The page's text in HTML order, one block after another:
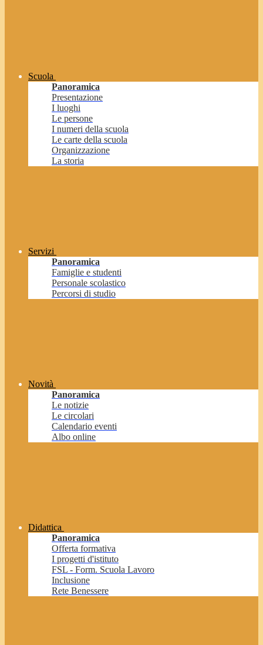
Scuola
Panoramica
Presentazione
I luoghi
Le persone
I numeri della scuola
Le carte della scuola
Organizzazione
La storia
Servizi
Panoramica
Famiglie e studenti
Personale scolastico
Percorsi di studio
Novità
Panoramica
Le notizie
Le circolari
Calendario eventi
Albo online
Didattica
Panoramica
Offerta formativa
I progetti d'istituto
FSL - Form. Scuola Lavoro
Inclusione
Rete Benessere